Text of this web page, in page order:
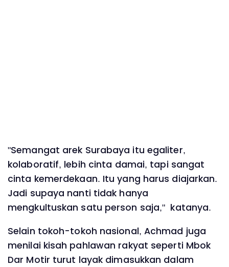
‎"Semangat arek Surabaya itu egaliter,
kolaboratif, lebih cinta damai, tapi sangat
cinta kemerdekaan. Itu yang harus diajarkan.
Jadi supaya nanti tidak hanya
mengkultuskan satu person saja," katanya.
‎Selain tokoh-tokoh nasional, Achmad juga
menilai kisah pahlawan rakyat seperti Mbok
Dar Motir turut layak dimasukkan dalam